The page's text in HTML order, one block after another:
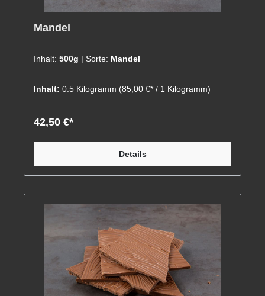
Mandel
Inhalt: 500g | Sorte: Mandel
Inhalt: 0.5 Kilogramm (85,00 €* / 1 Kilogramm)
42,50 €*
Details